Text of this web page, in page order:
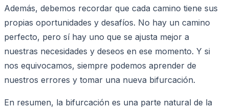
Además, debemos recordar que cada camino tiene sus
propias oportunidades y desafíos. No hay un camino
perfecto, pero sí hay uno que se ajusta mejor a
nuestras necesidades y deseos en ese momento. Y si
nos equivocamos, siempre podemos aprender de
nuestros errores y tomar una nueva bifurcación.
En resumen, la bifurcación es una parte natural de la